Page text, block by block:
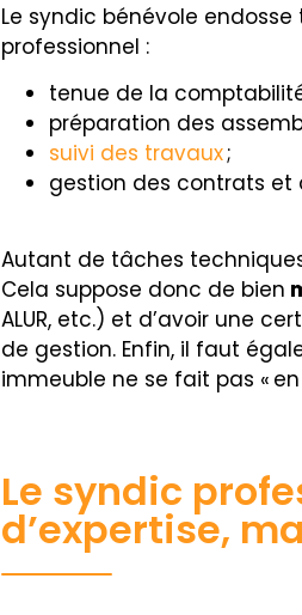
Le syndic bénévole
professionnel :
tenue de la
préparation des
suivi des travaux;
gestion des contrats et
Autant de tâches
Cela suppose donc de bien
ALUR, etc.) et d’avoir une
de gestion. Enfin, il faut
immeuble ne se fait pas «
Le syndic
d’expertise,